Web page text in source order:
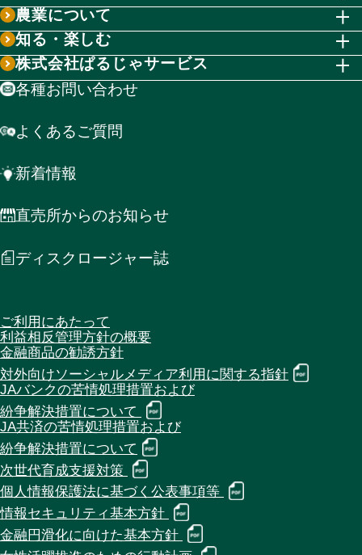
農業について
知る・楽しむ
株式会社ぱるじゃサービス
各種お問い合わせ
よくあるご質問
新着情報
直売所からのお知らせ
ディスクロージャー誌
ご利用にあたって
利益相反管理方針の概要
金融商品の勧誘方針
対外向けソーシャルメディア利用に関する指針
JAバンクの苦情処理措置および
紛争解決措置について
JA共済の苦情処理措置および
紛争解決措置について
次世代育成支援対策
個人情報保護法に基づく公表事項等
情報セキュリティ基本方針
金融円滑化に向けた基本方針